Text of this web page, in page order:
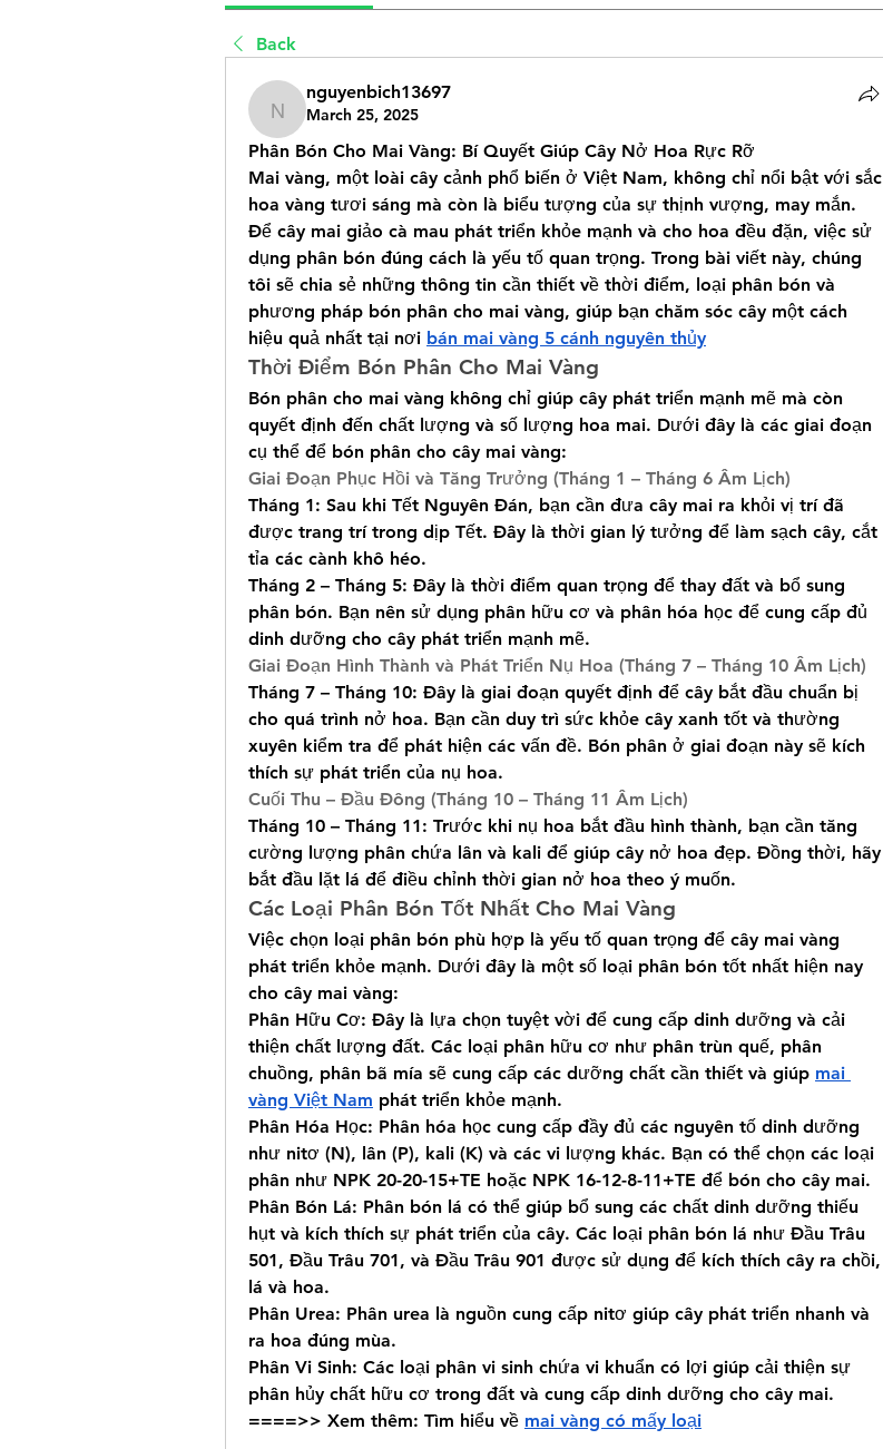
Back
nguyenbich13697
nguyenbich13697
March 25, 2025
Phân Bón Cho Mai Vàng: Bí Quyết Giúp Cây Nở Hoa Rực Rỡ
Mai vàng, một loài cây cảnh phổ biến ở Việt Nam, không chỉ nổi bật với sắc
hoa vàng tươi sáng mà còn là biểu tượng của sự thịnh vượng, may mắn.
Để cây mai giảo cà mau phát triển khỏe mạnh và cho hoa đều đặn, việc sử
dụng phân bón đúng cách là yếu tố quan trọng. Trong bài viết này, chúng
tôi sẽ chia sẻ những thông tin cần thiết về thời điểm, loại phân bón và
phương pháp bón phân cho mai vàng, giúp bạn chăm sóc cây một cách
hiệu quả nhất tại nơi bán mai vàng 5 cánh nguyên thủy
Thời Điểm Bón Phân Cho Mai Vàng
Bón phân cho mai vàng không chỉ giúp cây phát triển mạnh mẽ mà còn
quyết định đến chất lượng và số lượng hoa mai. Dưới đây là các giai đoạn
cụ thể để bón phân cho cây mai vàng:
Giai Đoạn Phục Hồi và Tăng Trưởng (Tháng 1 – Tháng 6 Âm Lịch)
Tháng 1: Sau khi Tết Nguyên Đán, bạn cần đưa cây mai ra khỏi vị trí đã
được trang trí trong dịp Tết. Đây là thời gian lý tưởng để làm sạch cây, cắt
tỉa các cành khô héo.
Tháng 2 – Tháng 5: Đây là thời điểm quan trọng để thay đất và bổ sung
phân bón. Bạn nên sử dụng phân hữu cơ và phân hóa học để cung cấp đủ
dinh dưỡng cho cây phát triển mạnh mẽ.
Giai Đoạn Hình Thành và Phát Triển Nụ Hoa (Tháng 7 – Tháng 10 Âm Lịch)
Tháng 7 – Tháng 10: Đây là giai đoạn quyết định để cây bắt đầu chuẩn bị
cho quá trình nở hoa. Bạn cần duy trì sức khỏe cây xanh tốt và thường
xuyên kiểm tra để phát hiện các vấn đề. Bón phân ở giai đoạn này sẽ kích
thích sự phát triển của nụ hoa.
Cuối Thu – Đầu Đông (Tháng 10 – Tháng 11 Âm Lịch)
Tháng 10 – Tháng 11: Trước khi nụ hoa bắt đầu hình thành, bạn cần tăng
cường lượng phân chứa lân và kali để giúp cây nở hoa đẹp. Đồng thời, hãy
bắt đầu lặt lá để điều chỉnh thời gian nở hoa theo ý muốn.
Các Loại Phân Bón Tốt Nhất Cho Mai Vàng
Việc chọn loại phân bón phù hợp là yếu tố quan trọng để cây mai vàng
phát triển khỏe mạnh. Dưới đây là một số loại phân bón tốt nhất hiện nay
cho cây mai vàng:
Phân Hữu Cơ: Đây là lựa chọn tuyệt vời để cung cấp dinh dưỡng và cải
thiện chất lượng đất. Các loại phân hữu cơ như phân trùn quế, phân
chuồng, phân bã mía sẽ cung cấp các dưỡng chất cần thiết và giúp mai
vàng Việt Nam phát triển khỏe mạnh.
Phân Hóa Học: Phân hóa học cung cấp đầy đủ các nguyên tố dinh dưỡng
như nitơ (N), lân (P), kali (K) và các vi lượng khác. Bạn có thể chọn các loại
phân như NPK 20-20-15+TE hoặc NPK 16-12-8-11+TE để bón cho cây mai.
Phân Bón Lá: Phân bón lá có thể giúp bổ sung các chất dinh dưỡng thiếu
hụt và kích thích sự phát triển của cây. Các loại phân bón lá như Đầu Trâu
501, Đầu Trâu 701, và Đầu Trâu 901 được sử dụng để kích thích cây ra chồi,
lá và hoa.
Phân Urea: Phân urea là nguồn cung cấp nitơ giúp cây phát triển nhanh và
ra hoa đúng mùa.
Phân Vi Sinh: Các loại phân vi sinh chứa vi khuẩn có lợi giúp cải thiện sự
phân hủy chất hữu cơ trong đất và cung cấp dinh dưỡng cho cây mai.
====>> Xem thêm: Tìm hiểu về mai vàng có mấy loại